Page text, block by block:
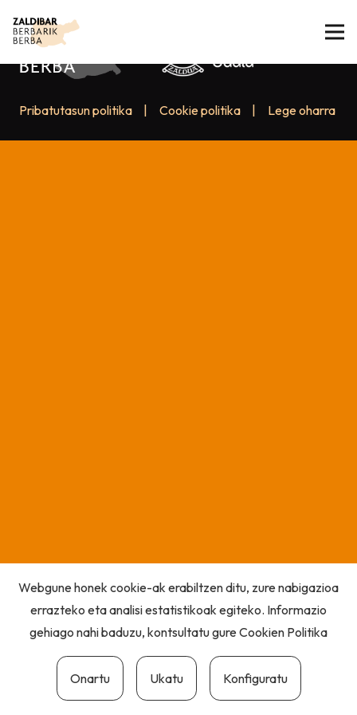
Pribatutasun politika Cookie politika Lege oharra
Webgune honek cookie-ak erabiltzen ditu, zure nabigazioa
errazteko eta analisi estatistikoak egiteko. Informazio
gehiago nahi baduzu, kontsultatu gureCookien Politika
Onartu Ukatu Konfiguratu